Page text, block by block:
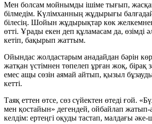
Мен болсам мойнымды ішіме тығып,
білмедім. Күлімханның жұдырығы
білесің. Шойын жұдырықтар көк
өтті. Ұрады екен деп құламасам да, өзімді
кетіп, бақырып жаттым.
Ойындас жолдастарым анадайдан бәрін
жатқан үстімнен төпелеп ұрған жоқ, бірақ
емес ащы сөзін аямай айтып, қызыл
кетті.
Таяқ еттен өтсе, сөз сүйектен өтеді ғой.
мен қостайын» дегендей, ойбайлап жатып-
келдім: ертеңгі оқуды тастап, малдағы